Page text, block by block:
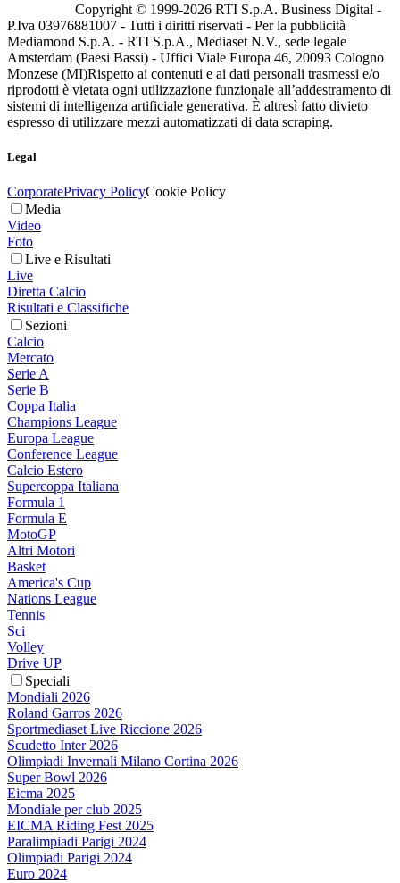
Copyright © 1999-2026 RTI S.p.A. Business Digital -
P.Iva 03976881007 - Tutti i diritti riservati - Per la pubblicità
Mediamond S.p.A. - RTI S.p.A., Mediaset N.V., sede legale
Amsterdam (Paesi Bassi) - Uffici Viale Europa 46, 20093 Cologno
Monzese (MI)Rispetto ai contenuti e ai dati personali trasmessi e/o
riprodotti è vietata ogni utilizzazione funzionale all’addestramento di
sistemi di intelligenza artificiale generativa. È altresì fatto divieto
espresso di utilizzare mezzi automatizzati di data scraping.
Legal
CorporatePrivacy PolicyCookie Policy
Media
Video
Foto
Live e Risultati
Live
Diretta Calcio
Risultati e Classifiche
Sezioni
Calcio
Mercato
Serie A
Serie B
Coppa Italia
Champions League
Europa League
Conference League
Calcio Estero
Supercoppa Italiana
Formula 1
Formula E
MotoGP
Altri Motori
Basket
America's Cup
Nations League
Tennis
Sci
Volley
Drive UP
Speciali
Mondiali 2026
Roland Garros 2026
Sportmediaset Live Riccione 2026
Scudetto Inter 2026
Olimpiadi Invernali Milano Cortina 2026
Super Bowl 2026
Eicma 2025
Mondiale per club 2025
EICMA Riding Fest 2025
Paralimpiadi Parigi 2024
Olimpiadi Parigi 2024
Euro 2024